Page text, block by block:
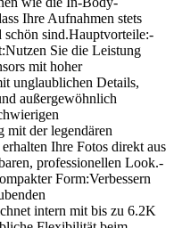
Ihre Aufnahmen stets
schön sind.Hauptvorteile:-
Sie die Leistung
mit hoher
unglaublichen Details,
außergewöhnlich
mit der legendären
Ihre Fotos direkt aus
professionellen Look.-
Form:Verbessern
intern mit bis zu 6.2K